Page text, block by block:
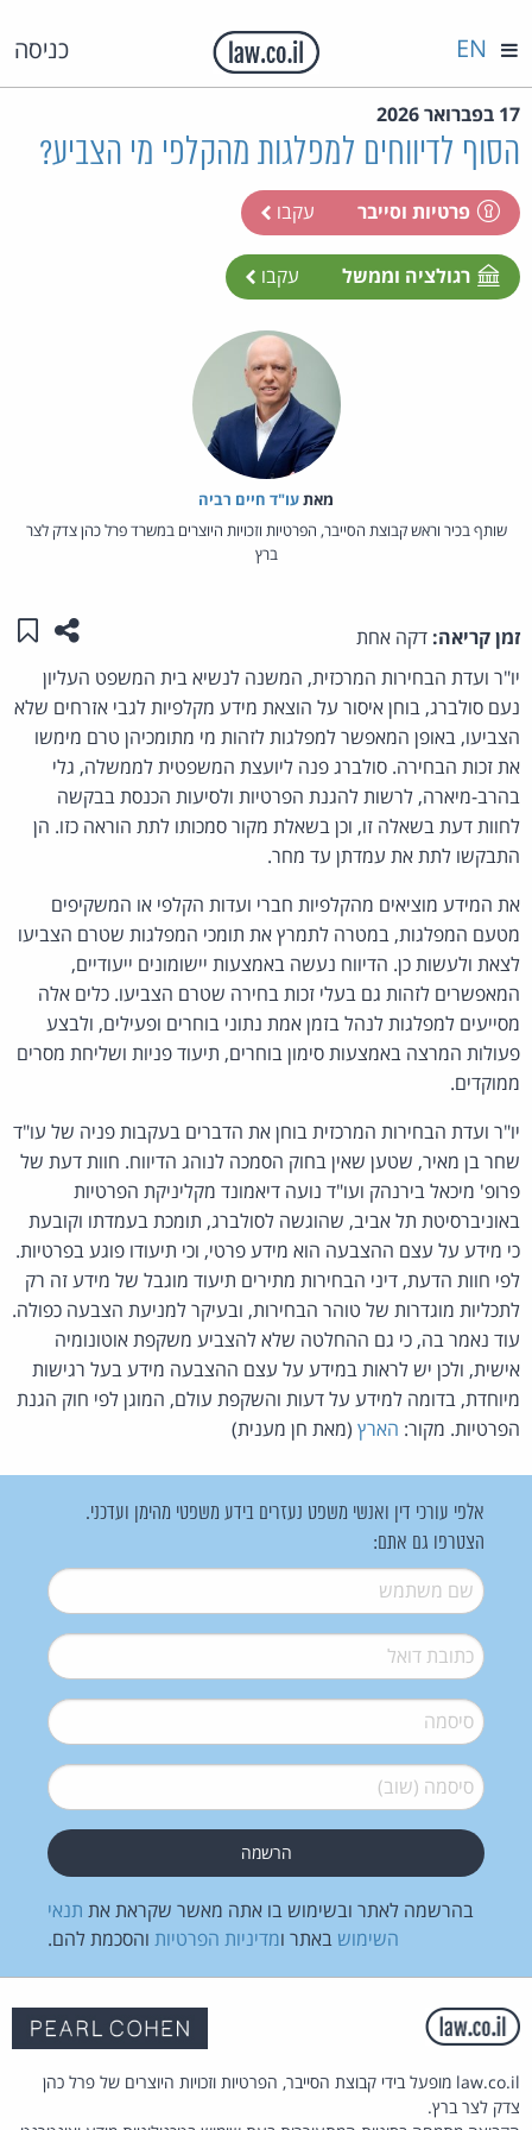
כניסה EN
17 בפברואר 2026
הסוף לדיווחים למפלגות מהקלפי מי הצביע?
פרטיות וסייבר עקבו
רגולציה וממשל עקבו
מאת‏עו"ד חיים רביה
שותף בכיר וראש קבוצת הסייבר, הפרטיות וזכויות היוצרים במשרד פרל כהן צדק לצר
ברץ
זמן קריאה: דקה אחת שתפו
יו"ר ועדת הבחירות המרכזית, המשנה לנשיא בית המשפט העליון
נעם סולברג, בוחן איסור על הוצאת מידע מקלפיות לגבי אזרחים שלא
הצביעו, באופן המאפשר למפלגות לזהות מי מתומכיהן טרם מימשו
את זכות הבחירה. סולברג פנה ליועצת המשפטית לממשלה, גלי
בהרב-מיארה, לרשות להגנת הפרטיות ולסיעות הכנסת בבקשה
לחוות דעת בשאלה זו, וכן בשאלת מקור סמכותו לתת הוראה כזו. הן
התבקשו לתת את עמדתן עד מחר.
את המידע מוציאים מהקלפיות חברי ועדות הקלפי או המשקיפים
מטעם המפלגות, במטרה לתמרץ את תומכי המפלגות שטרם הצביעו
לצאת ולעשות כן. הדיווח נעשה באמצעות יישומונים ייעודיים,
המאפשרים לזהות גם בעלי זכות בחירה שטרם הצביעו. כלים אלה
מסייעים למפלגות לנהל בזמן אמת נתוני בוחרים ופעילים, ולבצע
פעולות המרצה באמצעות סימון בוחרים, תיעוד פניות ושליחת מסרים
ממוקדים.
יו"ר ועדת הבחירות המרכזית בוחן את הדברים בעקבות פניה של עו"ד
שחר בן מאיר, שטען שאין בחוק הסמכה לנוהג הדיווח. חוות דעת של
פרופ' מיכאל בירנהק ועו"ד נועה דיאמונד מקליניקת הפרטיות
באוניברסיטת תל אביב, שהוגשה לסולברג, תומכת בעמדתו וקובעת
כי מידע על עצם ההצבעה הוא מידע פרטי, וכי תיעודו פוגע בפרטיות.
לפי חוות הדעת, דיני הבחירות מתירים תיעוד מוגבל של מידע זה רק
לתכליות מוגדרות של טוהר הבחירות, ובעיקר למניעת הצבעה כפולה.
עוד נאמר בה, כי גם ההחלטה שלא להצביע משקפת אוטונומיה
אישית, ולכן יש לראות במידע על עצם ההצבעה מידע בעל רגישות
מיוחדת, בדומה למידע על דעות והשקפת עולם, המוגן לפי חוק הגנת
הפרטיות. מקור: הארץ (מאת חן מענית)
אלפי עורכי דין ואנשי משפט נעזרים בידע משפטי מהימן ועדכני.
הצטרפו גם אתם:
שם משתמש*
דואל*
סיסמה*
סיסמה (שוב)*
בהרשמה לאתר ובשימוש בו אתה מאשר שקראת את תנאי
השימוש באתר ומדיניות הפרטיות והסכמת להם.
law.co.il מופעל בידי קבוצת הסייבר, הפרטיות וזכויות היוצרים של פרל כהן
צדק לצר ברץ.